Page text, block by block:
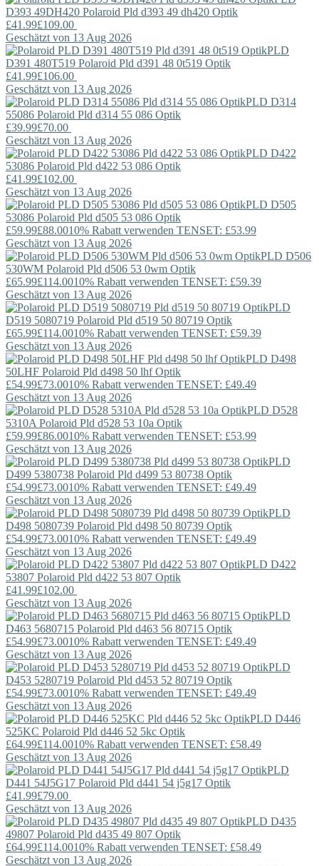
D393 49DH420 Polaroid Pld d393 49 dh420 Optik
£41.99£109.00
Geschätzt von 13 Aug 2026
PLD
D391 480T519 Polaroid Pld d391 48 0t519 Optik
£41.99£106.00
Geschätzt von 13 Aug 2026
PLD D314
55086 Polaroid Pld d314 55 086 Optik
£39.99£70.00
Geschätzt von 13 Aug 2026
PLD D422
53086 Polaroid Pld d422 53 086 Optik
£41.99£102.00
Geschätzt von 13 Aug 2026
PLD D505
53086 Polaroid Pld d505 53 086 Optik
£59.99£88.0010% Rabatt verwenden TENSET: £53.99
Geschätzt von 13 Aug 2026
PLD D506
530WM Polaroid Pld d506 53 0wm Optik
£65.99£114.0010% Rabatt verwenden TENSET: £59.39
Geschätzt von 13 Aug 2026
PLD
D519 5080719 Polaroid Pld d519 50 80719 Optik
£65.99£114.0010% Rabatt verwenden TENSET: £59.39
Geschätzt von 13 Aug 2026
PLD D498
50LHF Polaroid Pld d498 50 lhf Optik
£54.99£73.0010% Rabatt verwenden TENSET: £49.49
Geschätzt von 13 Aug 2026
PLD D528
5310A Polaroid Pld d528 53 10a Optik
£59.99£86.0010% Rabatt verwenden TENSET: £53.99
Geschätzt von 13 Aug 2026
PLD
D499 5380738 Polaroid Pld d499 53 80738 Optik
£54.99£73.0010% Rabatt verwenden TENSET: £49.49
Geschätzt von 13 Aug 2026
PLD
D498 5080739 Polaroid Pld d498 50 80739 Optik
£54.99£73.0010% Rabatt verwenden TENSET: £49.49
Geschätzt von 13 Aug 2026
PLD D422
53807 Polaroid Pld d422 53 807 Optik
£41.99£102.00
Geschätzt von 13 Aug 2026
PLD
D463 5680715 Polaroid Pld d463 56 80715 Optik
£54.99£73.0010% Rabatt verwenden TENSET: £49.49
Geschätzt von 13 Aug 2026
PLD
D453 5280719 Polaroid Pld d453 52 80719 Optik
£54.99£73.0010% Rabatt verwenden TENSET: £49.49
Geschätzt von 13 Aug 2026
PLD D446
525KC Polaroid Pld d446 52 5kc Optik
£64.99£114.0010% Rabatt verwenden TENSET: £58.49
Geschätzt von 13 Aug 2026
PLD
D441 54J5G17 Polaroid Pld d441 54 j5g17 Optik
£41.99£79.00
Geschätzt von 13 Aug 2026
PLD D435
49807 Polaroid Pld d435 49 807 Optik
£64.99£114.0010% Rabatt verwenden TENSET: £58.49
Geschätzt von 13 Aug 2026